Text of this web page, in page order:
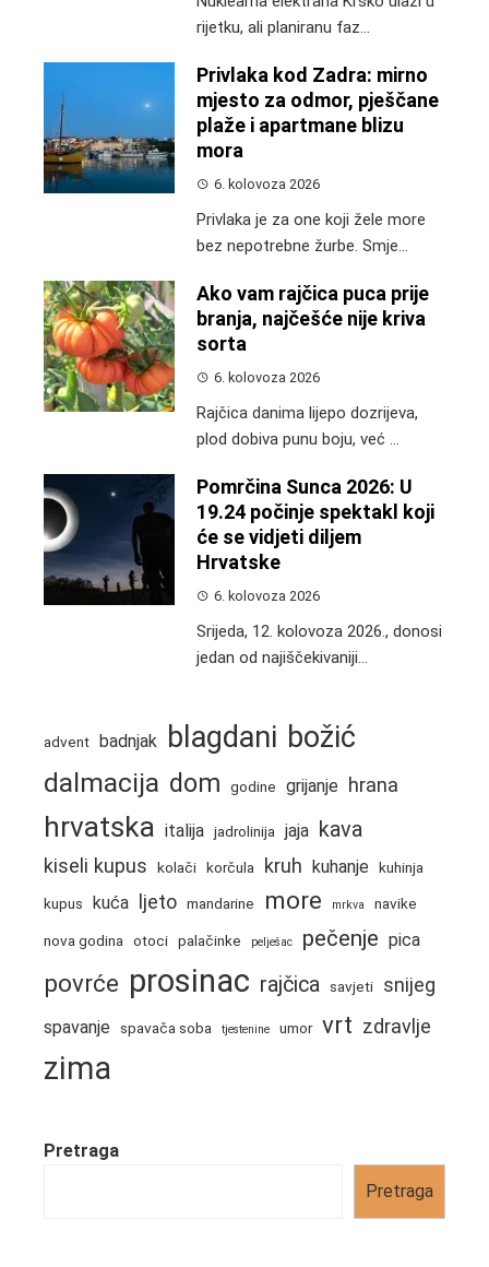
rijetku, ali planiranu faz...
Privlaka kod Zadra: mirno
mjesto za odmor, pješčane
plaže i apartmane blizu
mora
6. kolovoza 2026
Privlaka je za one koji žele more
bez nepotrebne žurbe. Smje...
Ako vam rajčica puca prije
branja, najčešće nije kriva
sorta
6. kolovoza 2026
Rajčica danima lijepo dozrijeva,
plod dobiva punu boju, već ...
Pomrčina Sunca 2026: U
19.24 počinje spektakl koji
će se vidjeti diljem
Hrvatske
6. kolovoza 2026
Srijeda, 12. kolovoza 2026., donosi
jedan od najiščekivaniji...
advent badnjak blagdani božić
dalmacija dom godine grijanje hrana
hrvatska italija jadrolinija jaja kava
kiseli kupus kolači korčula kruh kuhanje kuhinja
kupus kuća ljeto mandarine more mrkva navike
nova godina otoci palačinke pelješac pečenje pica
povrće prosinac rajčica savjeti snijeg
spavanje spavača soba tjestenine umor vrt zdravlje
zima
Pretraga
Pretraga